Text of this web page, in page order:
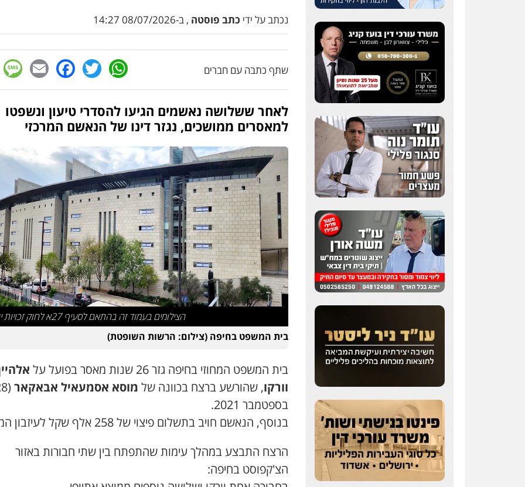
נכתב על ידי כתב פוסטה , ב-08/07/2026 14:27
שתף כתבה עם חברים WhatsApp
Twitter
לאחר ששלושה נאשמים הגיעו להסדרי טיעון ונשפטו
למאסרים ממושכים, נגזר דינו של הנאשם המרכזי
הצילומים בעמוד זה בהתאם לסעיף 27א לחוק זכויות יוצרים
בית המשפט בחיפה (צילום: הרשות השופטת)
בית המשפט המחוזי בחיפה גזר 26 שנות מאסר בפועל על
וורקו, שהורשע ברצח בכוונה של מוסא אסמעאיל אבאקאר
בספטמבר 2021.
בנוסף, הנאשם חויב בתשלום פיצוי של 258 אלף שקל לעיזבון המנוח.
הרצח התבצע במהלך עימות שהתפתח בין שתי חבורות באזור
הצ'קפוסט בחיפה: